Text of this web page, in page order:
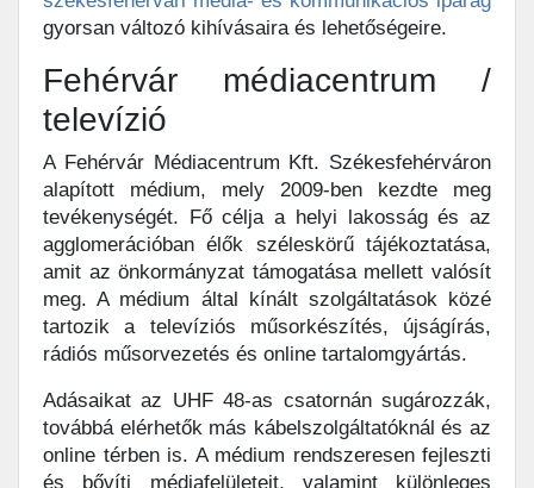
gyorsan változó kihívásaira és lehetőségeire.
Fehérvár médiacentrum /
televízió
A Fehérvár Médiacentrum Kft. Székesfehérváron
alapított médium, mely 2009-ben kezdte meg
tevékenységét. Fő célja a helyi lakosság és az
agglomerációban élők széleskörű tájékoztatása,
amit az önkormányzat támogatása mellett valósít
meg. A médium által kínált szolgáltatások közé
tartozik a televíziós műsorkészítés, újságírás,
rádiós műsorvezetés és online tartalomgyártás.
Adásaikat az UHF 48-as csatornán sugározzák,
továbbá elérhetők más kábelszolgáltatóknál és az
online térben is. A médium rendszeresen fejleszti
és bővíti médiafelületeit, valamint különleges